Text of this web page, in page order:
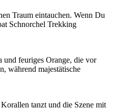
Traum eintauchen. Wenn Du
Schnorchel Trekking
und feuriges Orange, die vor
während majestätische
tanzt und die Szene mit